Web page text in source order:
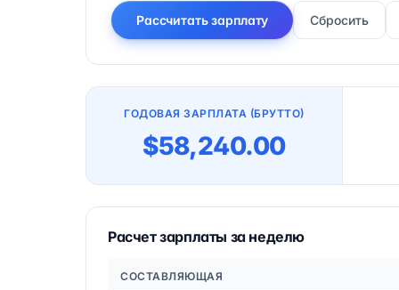
Рассчитать зарплату Сбросить
ГОДОВАЯ ЗАРПЛАТА (БРУТТО)
$58,240.00
Расчет зарплаты за неделю
СОСТАВЛЯЮЩАЯ